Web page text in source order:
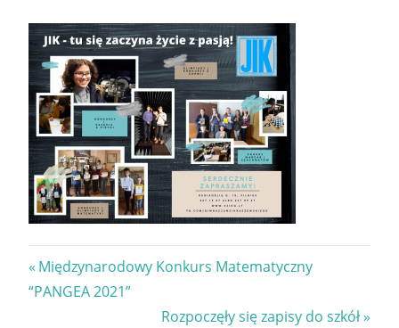
Nawigacja
wpisu
Previous
Post:
Międzynarodowy Konkurs Matematyczny
“PANGEA 2021”
Next
Rozpoczęły się zapisy do szkół